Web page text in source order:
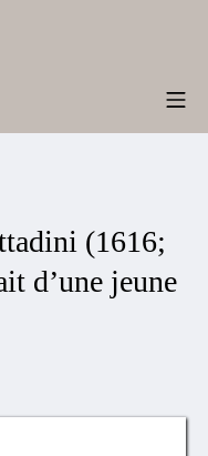
(1616;
d’une jeune